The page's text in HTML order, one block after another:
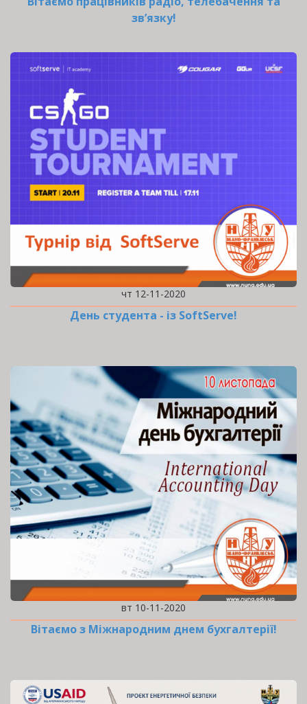
зв’язку!
чт 12-11-2020
День студента - із SoftServe!
вт 10-11-2020
Вітаємо з Міжнародним днем бухгалтерії!